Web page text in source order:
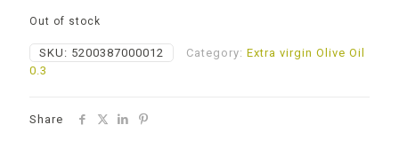
Out of stock
SKU: 5200387000012 Category: Extra virgin Olive Oil
0.3
Share